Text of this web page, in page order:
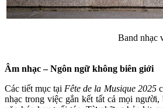
Band nhạc
Âm nhạc – Ngôn ngữ không biên giới
Các tiết mục tại Fête de la Musique 2025
nhạc trong việc gắn kết tất cả mọi người,